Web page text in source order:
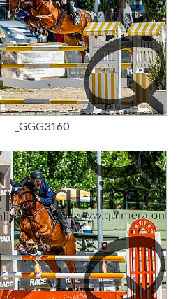
15,00 €
_GGG3160
15,00 €